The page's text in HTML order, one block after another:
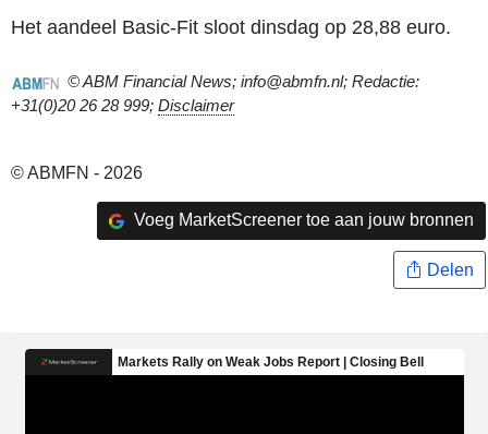
Het aandeel Basic-Fit sloot dinsdag op 28,88 euro.
© ABM Financial News; info@abmfn.nl; Redactie:
+31(0)20 26 28 999; Disclaimer
© ABMFN - 2026
Voeg MarketScreener toe aan jouw bronnen
Delen